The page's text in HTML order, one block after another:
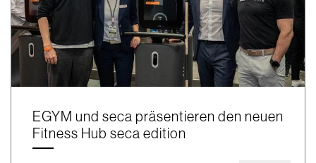
EGYM und seca präsentieren den neuen
Fitness Hub seca edition